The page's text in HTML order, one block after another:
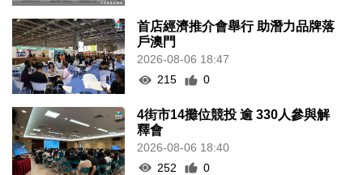
首店經濟推介會舉行 助潛力品牌落
戶澳門
2026-08-06 18:47
215
0
4街市14攤位競投 逾 330人參與解
釋會
2026-08-06 18:40
252
0